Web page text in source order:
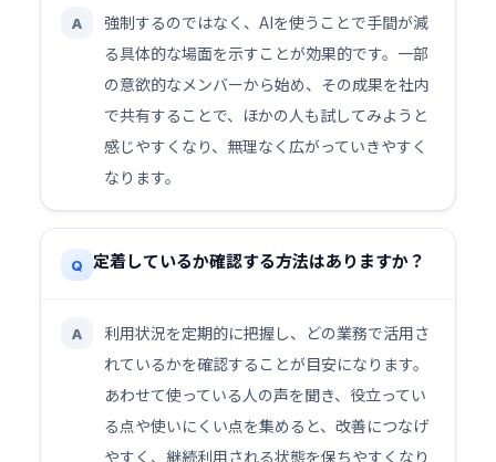
A
強制するのではなく、AIを使うことで手間が減
る具体的な場面を示すことが効果的です。一部
の意欲的なメンバーから始め、その成果を社内
で共有することで、ほかの人も試してみようと
感じやすくなり、無理なく広がっていきやすく
なります。
Q 定着しているか確認する方法はありますか？
A
利用状況を定期的に把握し、どの業務で活用さ
れているかを確認することが目安になります。
あわせて使っている人の声を聞き、役立ってい
る点や使いにくい点を集めると、改善につなげ
やすく、継続利用される状態を保ちやすくなり